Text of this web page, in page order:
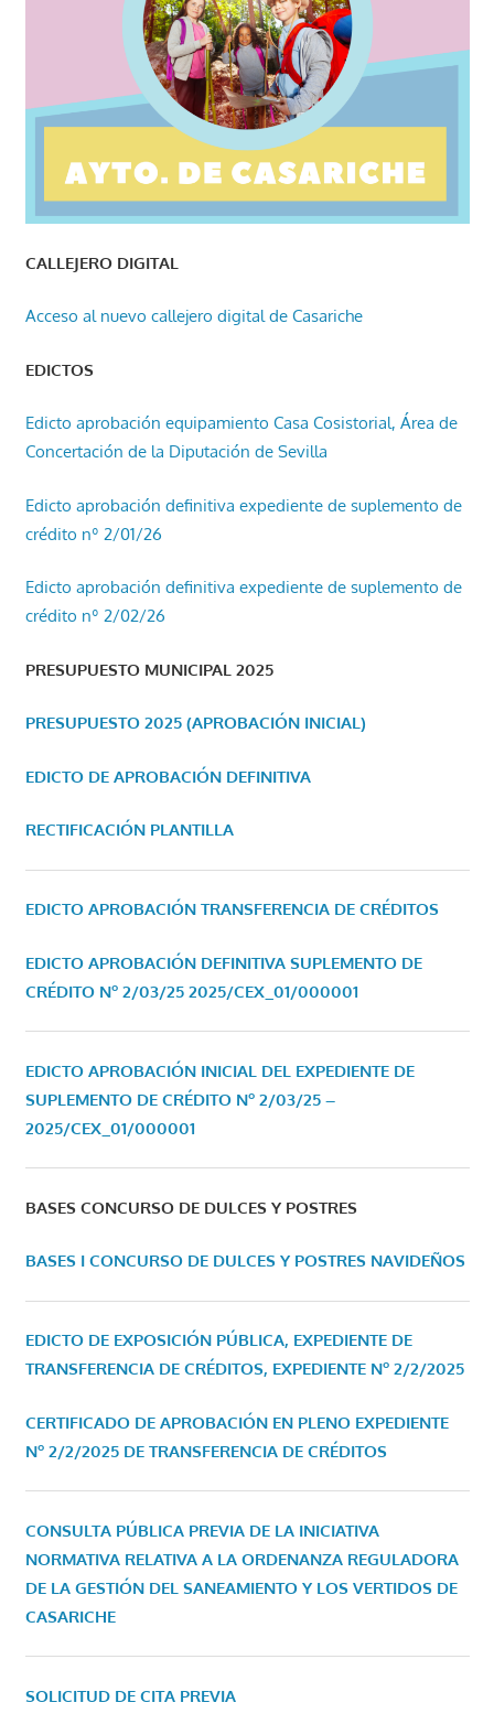
CALLEJERO DIGITAL
Acceso al nuevo callejero digital de Casariche
EDICTOS
Edicto aprobación equipamiento Casa Cosistorial, Área de
Concertación de la Diputación de Sevilla
Edicto aprobación definitiva expediente de suplemento de
crédito nº 2/01/26
Edicto aprobación definitiva expediente de suplemento de
crédito nº 2/02/26
PRESUPUESTO MUNICIPAL 2025
PRESUPUESTO 2025 (APROBACIÓN INICIAL)
EDICTO DE APROBACIÓN DEFINITIVA
RECTIFICACIÓN PLANTILLA
EDICTO APROBACIÓN TRANSFERENCIA DE CRÉDITOS
EDICTO APROBACIÓN DEFINITIVA SUPLEMENTO DE
CRÉDITO Nº 2/03/25 2025/CEX_01/000001
EDICTO APROBACIÓN INICIAL DEL EXPEDIENTE DE
SUPLEMENTO DE CRÉDITO Nº 2/03/25 –
2025/CEX_01/000001
BASES CONCURSO DE DULCES Y POSTRES
BASES I CONCURSO DE DULCES Y POSTRES NAVIDEÑOS
EDICTO DE EXPOSICIÓN PÚBLICA, EXPEDIENTE DE
TRANSFERENCIA DE CRÉDITOS, EXPEDIENTE Nº 2/2/2025
CERTIFICADO DE APROBACIÓN EN PLENO EXPEDIENTE
Nº 2/2/2025 DE TRANSFERENCIA DE CRÉDITOS
CONSULTA PÚBLICA PREVIA DE LA INICIATIVA
NORMATIVA RELATIVA A LA ORDENANZA REGULADORA
DE LA GESTIÓN DEL SANEAMIENTO Y LOS VERTIDOS DE
CASARICHE
SOLICITUD DE CITA PREVIA